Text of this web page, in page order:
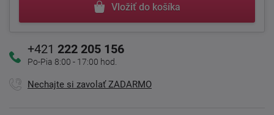
Vložiť do košíka
+421 222 205 156
Po-Pia 8:00 - 17:00 hod.
Nechajte si zavolať ZADARMO